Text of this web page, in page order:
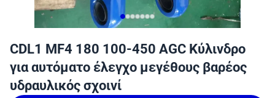
CDL1 MF4 180 100-450 AGC Κύλινδρο
για αυτόματο έλεγχο μεγέθους βαρέος
υδραυλικός σχοινί